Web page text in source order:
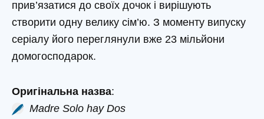
прив’язатися до своїх дочок і вирішують
створити одну велику сім’ю. З моменту випуску
серіалу його переглянули вже 23 мільйони
домогосподарок.
Оригінальна назва:
Madre Solo hay Dos